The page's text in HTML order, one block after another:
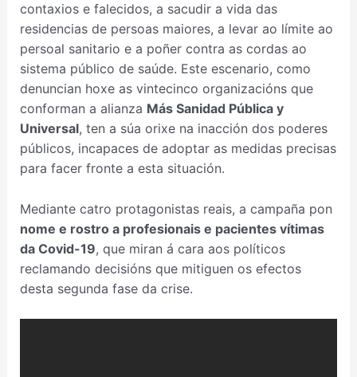
contaxios e falecidos, a sacudir a vida das
residencias de persoas maiores, a levar ao límite ao
persoal sanitario e a poñer contra as cordas ao
sistema público de saúde. Este escenario, como
denuncian hoxe as vintecinco organizacións que
conforman a alianza Más Sanidad Pública y
Universal, ten a súa orixe na inacción dos poderes
públicos, incapaces de adoptar as medidas precisas
para facer fronte a esta situación.
Mediante catro protagonistas reais, a campaña pon
nome e rostro a profesionais e pacientes vítimas
da Covid-19, que miran á cara aos políticos
reclamando decisións que mitiguen os efectos
desta segunda fase da crise.